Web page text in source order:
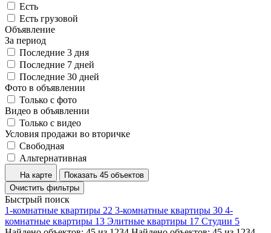
Есть
Есть грузовой
Объявление
За период
Последние 3 дня
Последние 7 дней
Последние 30 дней
Фото в объявлении
Только с фото
Видео в объявлении
Только с видео
Условия продажи во вторичке
Свободная
Альтернативная
На карте
Показать 45 объектов
Очистить фильтры
Быстрый поиск
1-комнатные квартиры 22 3-комнатные квартиры 30 4-
комнатные квартиры 13 Элитные квартиры 17 Студии 5